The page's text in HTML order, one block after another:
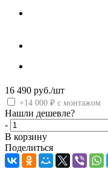
16 490 руб./шт
+14 000 ₽ с монтажом
Нашли дешевле?
-
В корзину
Поделиться